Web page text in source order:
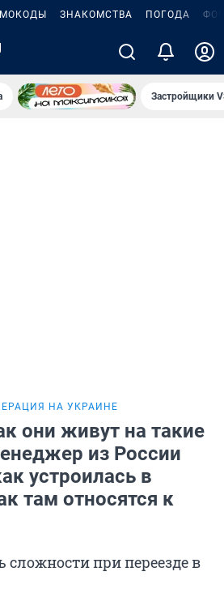
ЗНАКОМСТВА ПОГОДА
Застройщики
НА УКРАИНЕ
они живут на такие
из России
устроилась в
там относятся к
сложности при переезде в